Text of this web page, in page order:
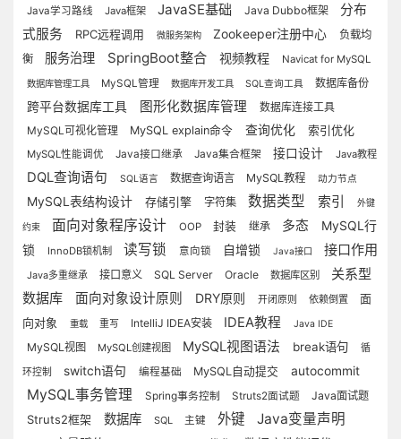
Java学习路线
Java框架 JavaSE基础 Java Dubbo框架
分布
式服务
RPC远程调用 微服务架构 Zookeeper注册中心
负载均
衡
服务治理 SpringBoot整合 视频教程 Navicat for MySQL
数据库管理工具 MySQL管理 数据库开发工具 SQL查询工具 数据库备份
跨平台数据库工具 图形化数据库管理
数据库连接工具
MySQL可视化管理
MySQL explain命令 查询优化 索引优化
MySQL性能调优 Java接口继承 Java集合框架 接口设计 Java教程
DQL查询语句 SQL语言 数据查询语言 MySQL教程 动力节点
MySQL表结构设计 存储引擎 字符集 数据类型 索引 外键
约束 面向对象程序设计 OOP 封装 继承 多态
MySQL行
锁
InnoDB锁机制 读写锁 意向锁 自增锁 Java接口 接口作用
Java多重继承 接口意义 SQL Server Oracle 数据库区别
关系型
数据库
面向对象设计原则 DRY原则 开闭原则 依赖倒置
面
向对象
重载 重写 IntelliJ IDEA安装 IDEA教程 Java IDE
MySQL视图 MySQL创建视图 MySQL视图语法 break语句
循
环控制
switch语句 编程基础 MySQL自动提交 autocommit
MySQL事务管理 Spring事务控制 Struts2面试题 Java面试题
Struts2框架 数据库 SQL 主键 外键 Java变量声明